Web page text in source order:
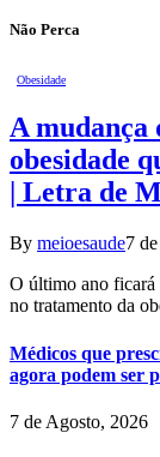
Não Perca
Obesidade
A mudança
obesidade
| Letra de
By meioesaude7
O último ano ficará
no tratamento da
Médicos que
agora podem ser
7 de Agosto, 2026